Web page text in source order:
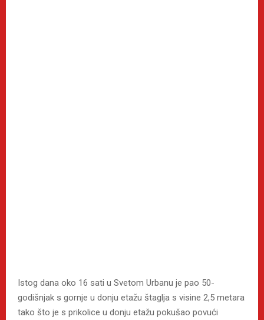
Istog dana oko 16 sati u Svetom Urbanu je pao 50-
godišnjak s gornje u donju etažu štaglja s visine 2,5 metara
tako što je s prikolice u donju etažu pokušao povući